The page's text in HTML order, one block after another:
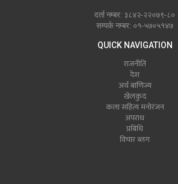
दर्ता नम्बर: ३८४२-२२०७९-८०
सम्पर्क नम्बर: ०१-५७०५१४७
QUICK NAVIGATION
राजनीति
देश
अर्थ बाणिज्य
खेलकुद
कला सहित्य मनोरंजन
अपराध
प्रबिधि
विचार ब्लग